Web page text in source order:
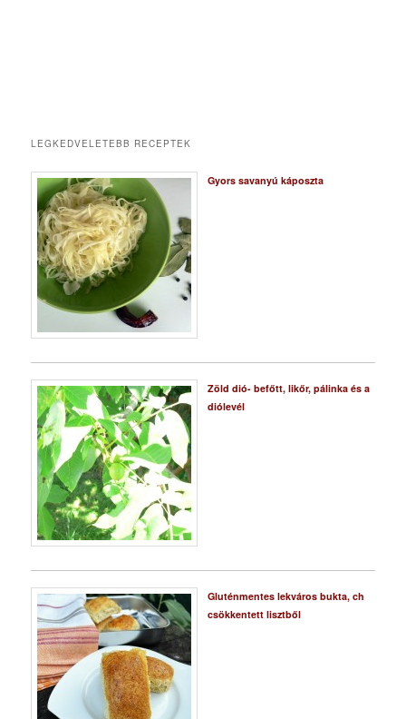
LEGKEDVELETEBB RECEPTEK
Gyors savanyú káposzta
Zöld dió- befőtt, likőr, pálinka és a
diólevél
Gluténmentes lekváros bukta, ch
csökkentett lisztből